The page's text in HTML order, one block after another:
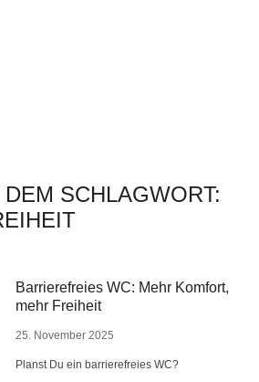
SCHLAGWORT:
Barrierefreies WC: Mehr Komfort,
mehr Freiheit
25. November 2025
Planst Du ein barrierefreies WC?